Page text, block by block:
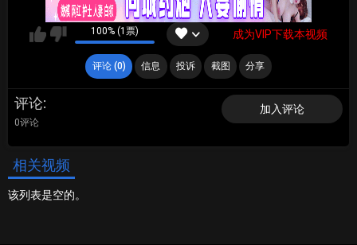
100% (1票) 成为VIP下载本视频
评论 (0) 信息 投诉 截图 分享
加入评论
评论
0评论
相关视频
该列表是空的。